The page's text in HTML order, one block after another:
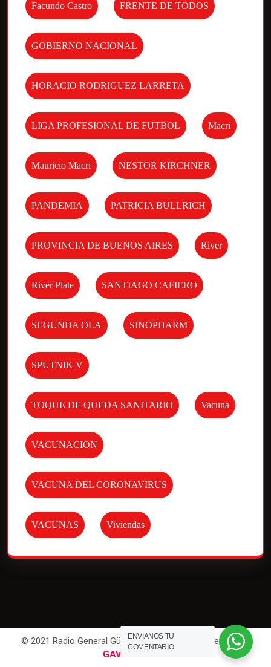
Facundo Castro FRENTE DE TODOS
GOBIERNO NACIONAL
HORACIO RODRIGUEZ LARRETA
LIGA PROFESIONAL DE FUTBOL Macri
Mauricio Macri NESTOR KIRCHNER
PANDEMIA PATRICIA BULLRICH
PROVINCIA DE BUENOS AIRES River
River Plate SANTIAGO CAFIERO
SEGUNDA OLA SINOPHARM
SPUTNIK V
TOQUE DE QUEDA SANITARIO Vacuna
VACUNACION
VACUNA DEL CORONAVIRUS
VACUNAS Viviendas
© 2021 Radio General Güemes. All Rights Reserved | Por
GAVAWEB
ENVIANOS TU
COMENTARIO